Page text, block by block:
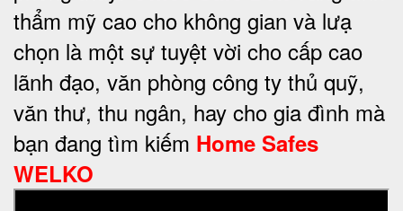
thẩm mỹ cao cho không gian và lưạ
chọn là một sự tuyệt vời cho cấp cao
lãnh đạo, văn phòng công ty thủ quỹ,
văn thư, thu ngân, hay cho gia đình mà
bạn đang tìm kiếm Home Safes
WELKO